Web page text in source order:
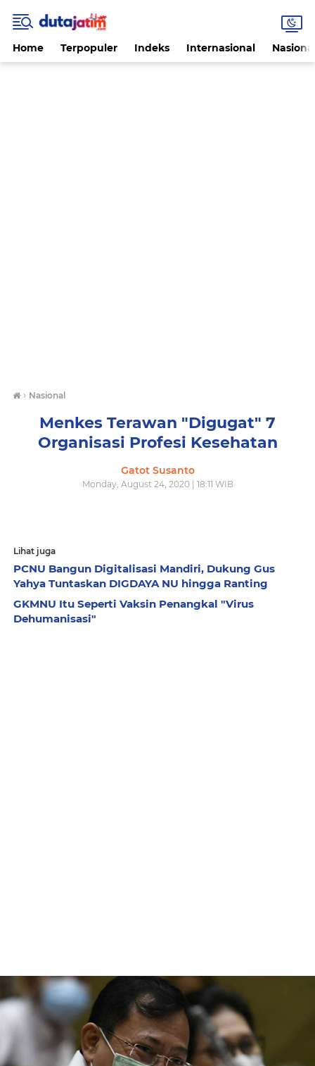
Home Terpopuler Indeks Internasional
› Nasional
Menkes Terawan "Digugat" 7
Organisasi Profesi Kesehatan
Gatot Susanto
Monday, August 24, 2020 | 18:11 WIB
Lihat juga
PCNU Bangun Digitalisasi Mandiri, Dukung Gus
Yahya Tuntaskan DIGDAYA NU hingga Ranting
GKMNU Itu Seperti Vaksin Penangkal "Virus
Dehumanisasi"